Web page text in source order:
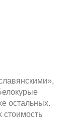
остальных.
стоимость